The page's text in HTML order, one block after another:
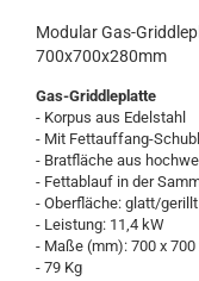
Modular Gas-
700x700x280mm
Gas-Griddleplatte
- Korpus aus Edelstahl
- Mit Fettauffang-
- Bratfläche aus
- Fettablauf in der
- Oberfläche: glatt/gerillt
- Leistung: 11,4 kW
- Maße (mm): 700 x 700
- 79 Kg